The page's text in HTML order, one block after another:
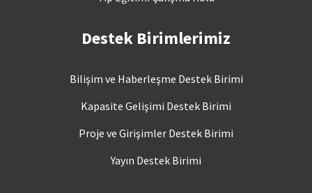
Destek Birimlerimiz
Bilişim ve Haberleşme Destek Birimi
Kapasite Gelişimi Destek Birimi
Proje ve Girişimler Destek Birimi
Yayın Destek Birimi